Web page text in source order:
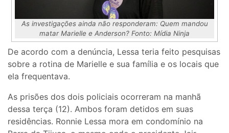
As investigações ainda não responderam: Quem mandou
matar Marielle e Anderson? Fonto: Mídia Ninja
De acordo com a denúncia, Lessa teria feito pesquisas
sobre a rotina de Marielle e sua família e os locais que
ela frequentava.
As prisões dos dois policiais ocorreram na manhã
dessa terça (12). Ambos foram detidos em suas
residências. Ronnie Lessa mora em condomínio na